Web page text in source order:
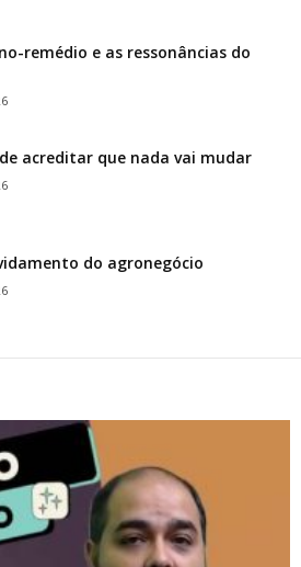
remédio e as ressonâncias do
acreditar que nada vai mudar
do agronegócio